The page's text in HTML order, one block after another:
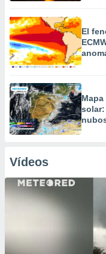
El
solar:
Vídeos